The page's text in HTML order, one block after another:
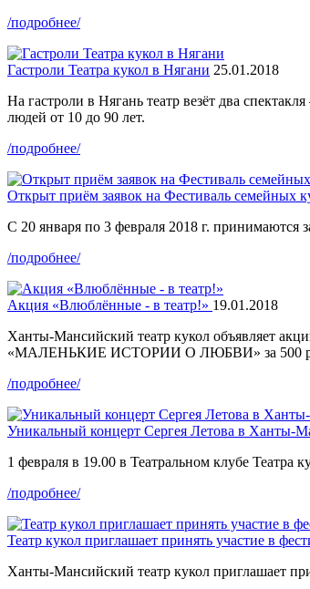
/подробнее/
Гастроли Театра кукол в Нягани 25.01.2018
На гастроли в Нягань театр везёт два
людей от 10 до 90 лет.
/подробнее/
Открыт приём заявок на Фестиваль семейных
С 20 января по 3 февраля 2018 г. принимаются
/подробнее/
Акция «Влюблённые - в театр!» 19.01.2018
Ханты-Мансийский театр кукол объявляет
«МАЛЕНЬКИЕ ИСТОРИИ О ЛЮБВИ» за 500
/подробнее/
Уникальный концерт Сергея Летова в Ханты-
1 февраля в 19.00 в Театральном клубе Театра
/подробнее/
Театр кукол приглашает принять участие в
Ханты-Мансийский театр кукол приглашает